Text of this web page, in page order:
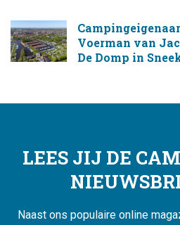
Voerman van
De Domp in
LEES JIJ DE
Naast ons populaire online